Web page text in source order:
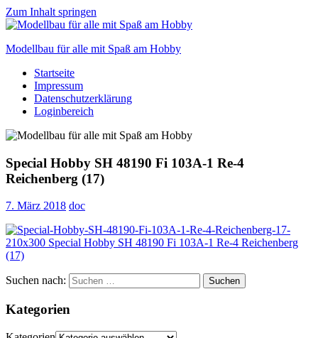
Zum Inhalt springen
Modellbau für alle mit Spaß am Hobby
Scale
modelling
to
Startseite
Impressum
Datenschutzerklärung
Loginbereich
Special Hobby SH 48190 Fi 103A-1 Re-4
Reichenberg (17)
7. März 2018 doc
Suchen nach: Suchen
Kategorien